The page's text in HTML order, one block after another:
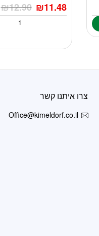
₪12.90 ₪11.48
צרו איתנו קשר
Office@kimeldorf.co.il